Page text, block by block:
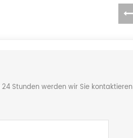
Stunden werden wir Sie kontaktieren